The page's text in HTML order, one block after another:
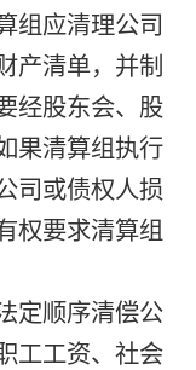
组应清理公司
产清单，并制
经股东会、股
果清算组执行
司或债权人损
权要求清算组
定顺序清偿公
工工资、社会